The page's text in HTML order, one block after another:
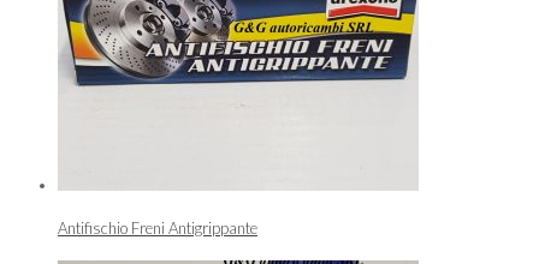
Antifischio Freni Antigrippante